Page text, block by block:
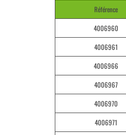
Référence
4006960
4006961
4006966
4006967
4006970
4006971